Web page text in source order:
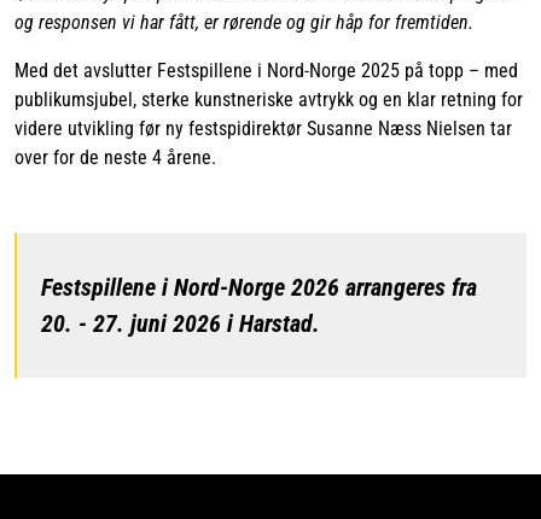
og responsen vi har fått, er rørende og gir håp for fremtiden.
Med det avslutter Festspillene i Nord-Norge 2025 på topp – med
publikumsjubel, sterke kunstneriske avtrykk og en klar retning for
videre utvikling før ny festspidirektør Susanne Næss Nielsen tar
over for de neste 4 årene.
Festspillene i Nord-Norge 2026 arrangeres fra
20. - 27. juni 2026 i Harstad.